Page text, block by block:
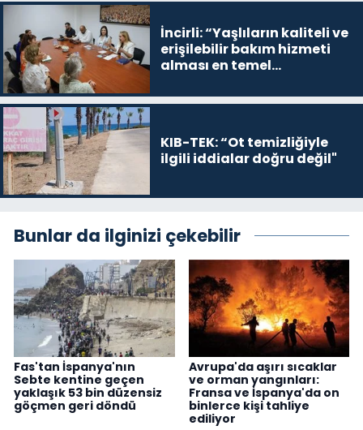
İncirli: “Yaşlıların kaliteli ve
erişilebilir bakım hizmeti
alması en temel
KIB-TEK: “Ot temizliğiyle
ilgili iddialar doğru değil"
Bunlar da ilginizi çekebilir
Fas'tan İspanya'nın
Sebte kentine geçen
yaklaşık 53 bin düzensiz
göçmen geri döndü
Avrupa'da aşırı sıcaklar
ve orman yangınları:
Fransa ve İspanya'da on
binlerce kişi tahliye
ediliyor